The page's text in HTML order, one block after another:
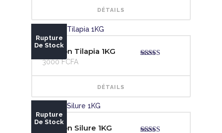
DÉTAILS
Rupture
De Stock
Poisson Tilapia 1KG
3000FCFA
DÉTAILS
Rupture
De Stock
Poisson Silure 1KG